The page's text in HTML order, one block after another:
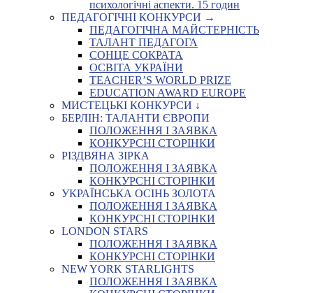
психологічні аспекти. 15 годин
ПЕДАГОГІЧНІ КОНКУРСИ →
ПЕДАГОГІЧНА МАЙСТЕРНІСТЬ
ТАЛАНТ ПЕДАГОГА
СОНЦЕ СОКРАТА
ОСВІТА УКРАЇНИ
TEACHER’S WORLD PRIZE
EDUCATION AWARD EUROPE
МИСТЕЦЬКІ КОНКУРСИ ↓
БЕРЛІН: ТАЛАНТИ ЄВРОПИ
ПОЛОЖЕННЯ І ЗАЯВКА
КОНКУРСНІ СТОРІНКИ
РІЗДВЯНА ЗІРКА
ПОЛОЖЕННЯ І ЗАЯВКА
КОНКУРСНІ СТОРІНКИ
УКРАЇНСЬКА ОСІНЬ ЗОЛОТА
ПОЛОЖЕННЯ І ЗАЯВКА
КОНКУРСНІ СТОРІНКИ
LONDON STARS
ПОЛОЖЕННЯ І ЗАЯВКА
КОНКУРСНІ СТОРІНКИ
NEW YORK STARLIGHTS
ПОЛОЖЕННЯ І ЗАЯВКА